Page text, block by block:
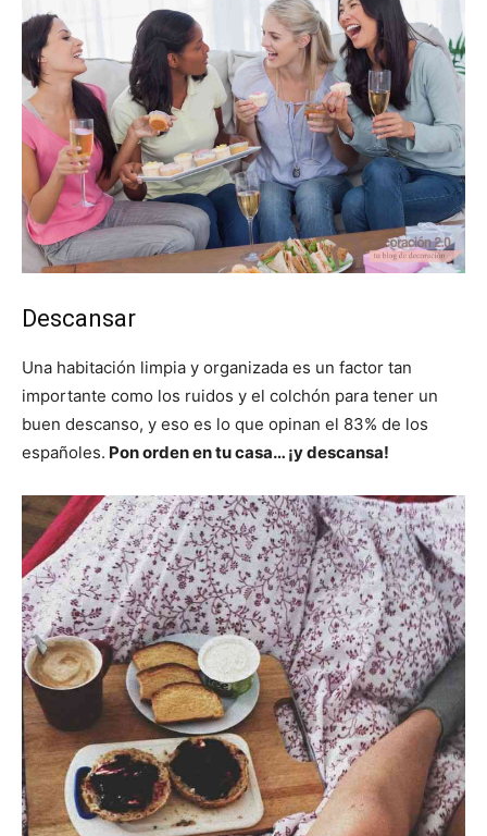
Descansar
Una habitación limpia y organizada es un factor tan
importante como los ruidos y el colchón para tener un
buen descanso, y eso es lo que opinan el 83% de los
españoles. Pon orden en tu casa… ¡y descansa!